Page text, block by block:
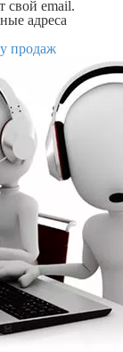
свой email.
адреса
продаж